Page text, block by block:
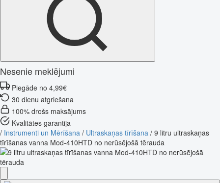
Nesenie meklējumi
Piegāde no 4,99€
30 dienu atgriešana
100% drošs maksājums
Kvalitātes garantija
/ Instrumenti un Mērīšana / Ultraskaņas tīrīšana / 9 litru ultraskaņas
tīrīšanas vanna Mod-410HTD no nerūsējošā tērauda